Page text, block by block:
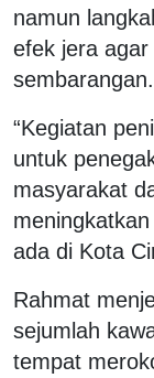
namun
efek jera
sembarangan.
“Kegiatan
untuk
masyarakat
ada di Kota
Rahmat
sejumlah
tempat